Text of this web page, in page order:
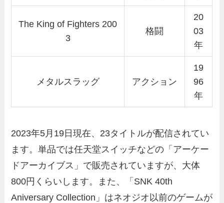
The King of Fighters 200
3
格闘
20
03
年
メタルスラッグ アクション
19
96
年
2023年5月19日現在、23タイトルが配信されてい
ます。単品では任天堂スイッチなどの「アーケー
ドアーカイブス」で販売されていますが、大体
800円くらいします。また、「SNK 40th
Aniversary Collection」はネオジオ以前のゲームが